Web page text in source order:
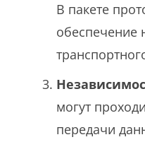
В пакете
обеспечение
могут
передачи